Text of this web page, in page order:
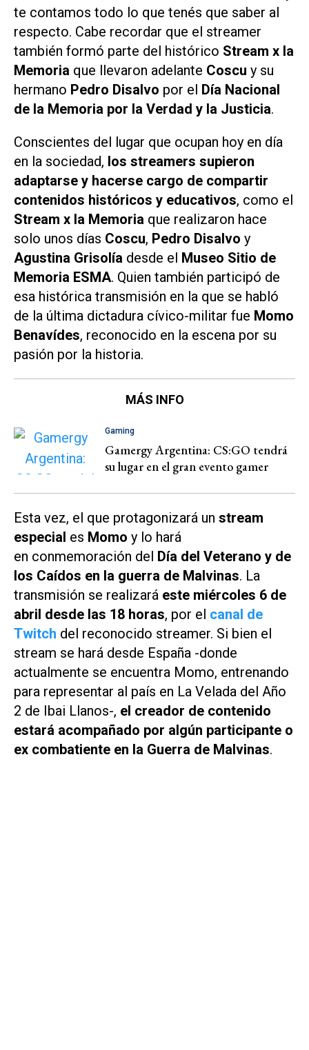
te contamos todo lo que tenés que saber al
respecto. Cabe recordar que el streamer
también formó parte del histórico Stream x la
Memoria que llevaron adelante Coscu y su
hermano Pedro Disalvo por el Día Nacional
de la Memoria por la Verdad y la Justicia.
Conscientes del lugar que ocupan hoy en día
en la sociedad, los streamers supieron
adaptarse y hacerse cargo de compartir
contenidos históricos y educativos, como el
Stream x la Memoria que realizaron hace
solo unos días Coscu, Pedro Disalvo y
Agustina Grisolía desde el Museo Sitio de
Memoria ESMA. Quien también participó de
esa histórica transmisión en la que se habló
de la última dictadura cívico-militar fue Momo
Benavídes, reconocido en la escena por su
pasión por la historia.
MÁS INFO
Gaming
Gamergy Argentina: CS:GO tendrá
su lugar en el gran evento gamer
Esta vez, el que protagonizará un stream
especial es Momo y lo hará
en conmemoración del Día del Veterano y de
los Caídos en la guerra de Malvinas. La
transmisión se realizará este miércoles 6 de
abril desde las 18 horas, por el canal de
Twitch del reconocido streamer. Si bien el
stream se hará desde España -donde
actualmente se encuentra Momo, entrenando
para representar al país en La Velada del Año
2 de Ibai Llanos-, el creador de contenido
estará acompañado por algún participante o
ex combatiente en la Guerra de Malvinas.